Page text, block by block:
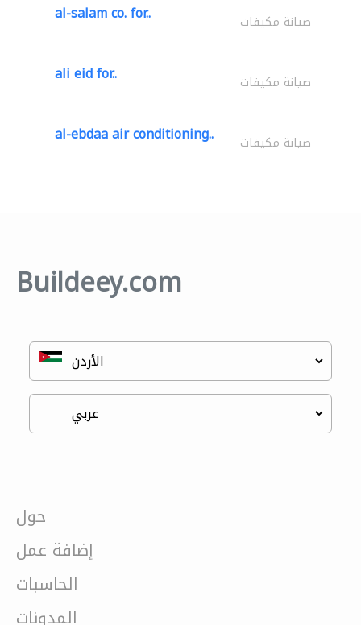
al-salam co. for.. صيانة مكيفات
ali eid for.. صيانة مكيفات
al-ebdaa air conditioning.. صيانة مكيفات
Buildeey.com
حول
إضافة عمل
الحاسبات
المدونات